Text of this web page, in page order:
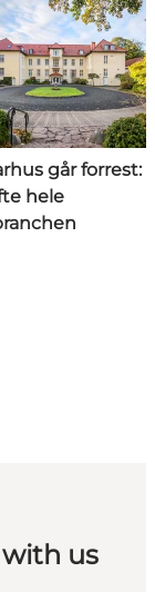
går forrest:
hele
us